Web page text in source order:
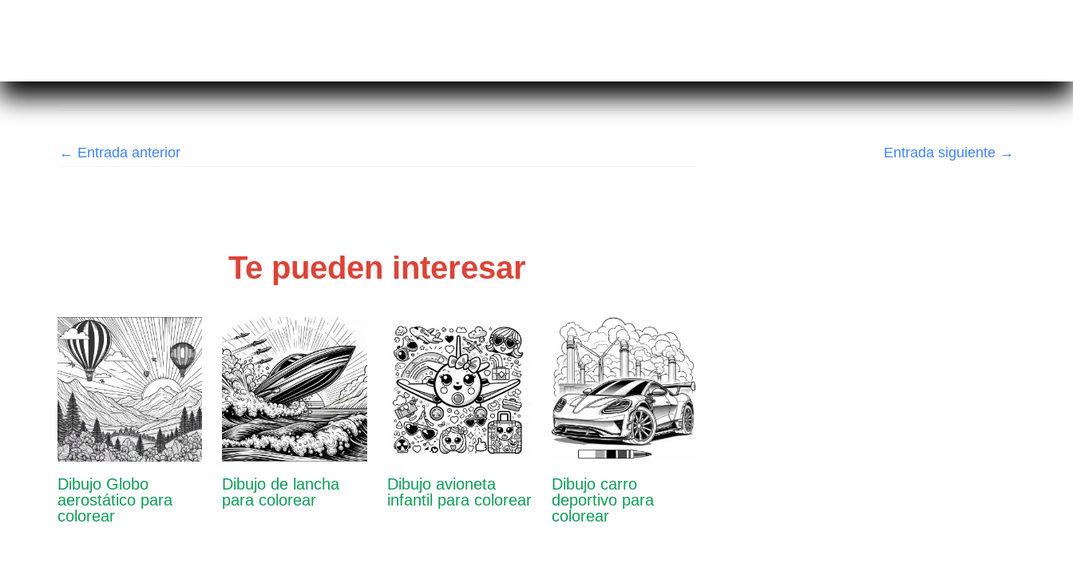
← Entrada anterior Entrada siguiente →
Te pueden interesar
Dibujo Globo
aerostático para
colorear
Dibujo de lancha
para colorear
Dibujo avioneta
infantil para colorear
Dibujo carro
deportivo para
colorear